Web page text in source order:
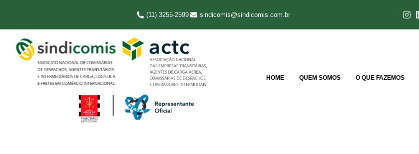
(11) 3255-2599 sindicomis@sindicomis.com.br
HOME QUEM SOMOS O QUE FAZEMOS